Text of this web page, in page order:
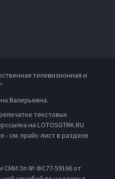
телевизионная и
Валерьевна.
текстовых
на LOTOSGTRK.RU
- см. прайс-лист в разделе
СМИ Эл № ФС77-59166 от